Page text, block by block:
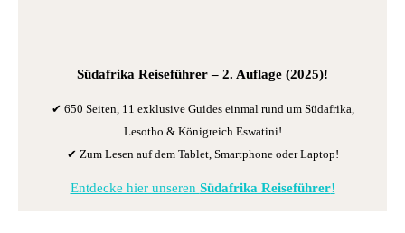
Südafrika Reiseführer– 2. Auflage (2025)!
✔ 650 Seiten, 11 exklusive Guides einmal rund um Südafrika,
Lesotho & Königreich Eswatini!
✔ Zum Lesen auf dem Tablet, Smartphone oder Laptop!
Entdecke hier unseren Südafrika Reiseführer!